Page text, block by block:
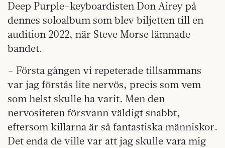
Deep Purple-keyboardisten Don Airey på
dennes soloalbum som blev biljetten till en
audition 2022, när Steve Morse lämnade
bandet.
– Första gången vi repeterade tillsammans
var jag förstås lite nervös, precis som vem
som helst skulle ha varit. Men den
nervositeten försvann väldigt snabbt,
eftersom killarna är så fantastiska människor.
Det enda de ville var att jag skulle vara mig